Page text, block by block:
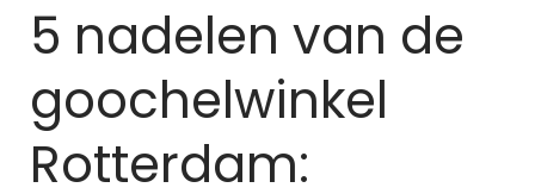
5 nadelen van de
goochelwinkel
Rotterdam: